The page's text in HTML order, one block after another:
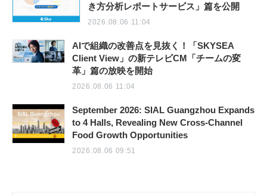
き方分析レポートサービス」篇を公開
2026.08.06 11:04
AIで組織の改善点を見抜く！「SKYSEA
Client View」の新テレビCM「チームの変
革」篇の放映を開始
2026.08.06 11:04
September 2026: SIAL Guangzhou Expands
to 4 Halls, Revealing New Cross-Channel
Food Growth Opportunities
2026.08.06 09:51